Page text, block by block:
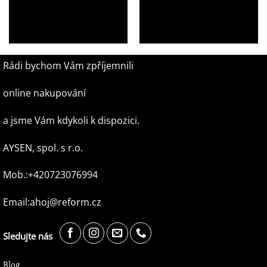
Rádi bychom Vám zpříjemnili
online nakupování
a jsme Vám kdykoli k dispozici.
AYSEN, spol. s r.o.
Mob.:+420723076994
Email:ahoj@reform.cz
Sledujte nás